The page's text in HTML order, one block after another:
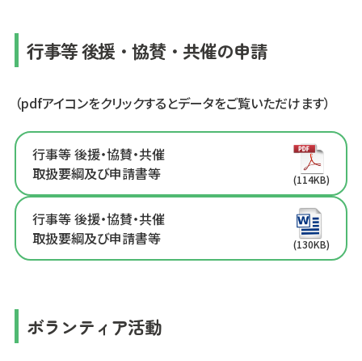
行事等 後援・協賛・共催の申請
（pdfアイコンをクリックするとデータをご覧いただけます）
行事等 後援・協賛・共催
取扱要綱及び申請書等
(114KB)
行事等 後援・協賛・共催
取扱要綱及び申請書等
(130KB)
ボランティア活動